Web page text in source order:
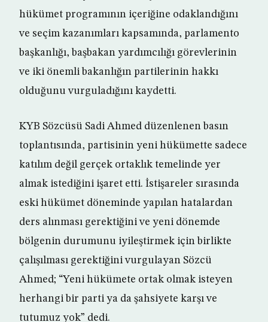
hükümet programının içeriğine odaklandığını
ve seçim kazanımları kapsamında, parlamento
başkanlığı, başbakan yardımcılığı görevlerinin
ve iki önemli bakanlığın partilerinin hakkı
olduğunu vurguladığını kaydetti.
KYB Sözcüsü Sadi Ahmed düzenlenen basın
toplantısında, partisinin yeni hükümette sadece
katılım değil gerçek ortaklık temelinde yer
almak istediğini işaret etti. İstişareler sırasında
eski hükümet döneminde yapılan hatalardan
ders alınması gerektiğini ve yeni dönemde
bölgenin durumunu iyileştirmek için birlikte
çalışılması gerektiğini vurgulayan Sözcü
Ahmed; “Yeni hükümete ortak olmak isteyen
herhangi bir parti ya da şahsiyete karşı ve
tutumuz yok” dedi.